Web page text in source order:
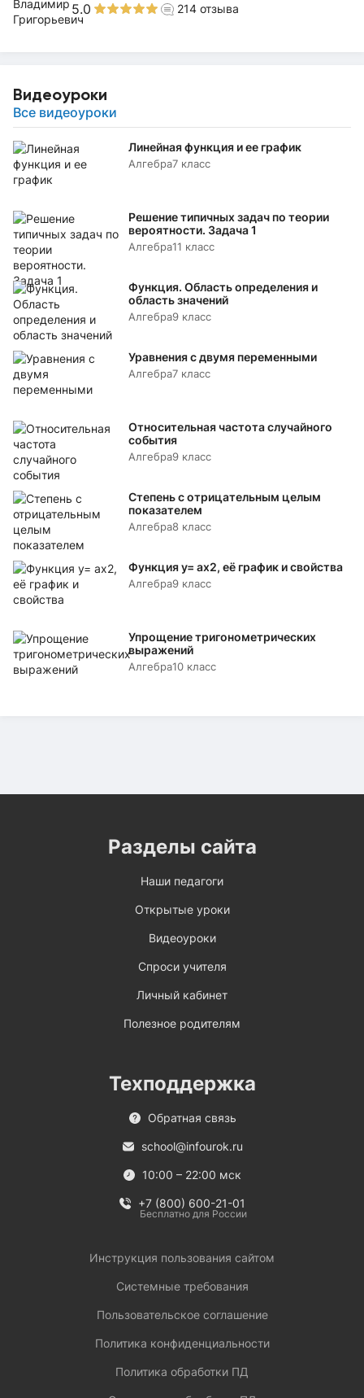
5.0 214 отзыва
Видеоуроки
Все видеоуроки
Линейная функция и ее график
Алгебра7 класс
Решение типичных задач по теории
вероятности. Задача 1
Алгебра11 класс
Функция. Область определения и
область значений
Алгебра9 класс
Уравнения с двумя переменными
Алгебра7 класс
Относительная частота случайного
события
Алгебра9 класс
Степень с отрицательным целым
показателем
Алгебра8 класс
Функция y= аx2, её график и свойства
Алгебра9 класс
Упрощение тригонометрических
выражений
Алгебра10 класс
Разделы сайта
Наши педагоги
Открытые уроки
Видеоуроки
Спроси учителя
Личный кабинет
Полезное родителям
Техподдержка
Обратная связь
school@infourok.ru
10:00 – 22:00 мск
+7 (800) 600-21-01
Бесплатно для России
Инструкция пользования сайтом
Системные требования
Пользовательское соглашение
Политика конфиденциальности
Политика обработки ПД